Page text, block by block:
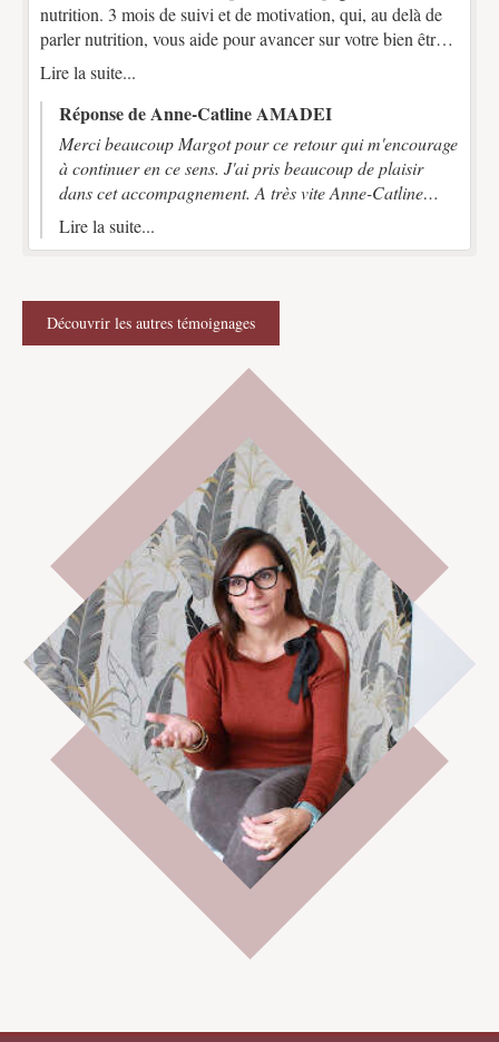
nutrition. 3 mois de suivi et de motivation, qui, au delà de
parler nutrition, vous aide pour avancer sur votre bien être
global. Je recommande.
Lire la suite...
Réponse de Anne-Catline AMADEI
Merci beaucoup Margot pour ce retour qui m'encourage
à continuer en ce sens. J'ai pris beaucoup de plaisir
dans cet accompagnement. A très vite Anne-Catline
Amadei
Lire la suite...
Découvrir les autres témoignages